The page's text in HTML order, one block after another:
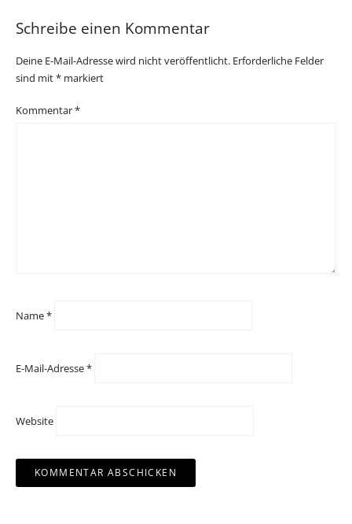
Schreibe einen Kommentar
Deine E-Mail-Adresse wird nicht veröffentlicht. Erforderliche Felder
sind mit* markiert
Kommentar*
Name*
E-Mail-Adresse*
Website